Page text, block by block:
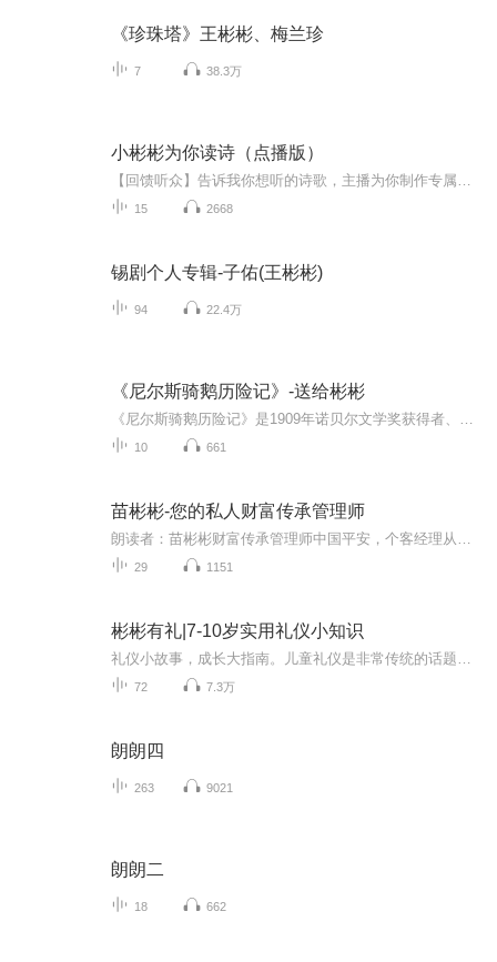
《珍珠塔》王彬彬、梅兰珍
7 38.3万
小彬彬为你读诗（点播版）
15 2668
锡剧个人专辑-子佑(王彬彬)
94 22.4万
《尼尔斯骑鹅历险记》-送给彬彬
10 661
苗彬彬-您的私人财富传承管理师
29 1151
彬彬有礼|7-10岁实用礼仪小知识
72 7.3万
朗朗四
263 9021
朗朗二
18 662